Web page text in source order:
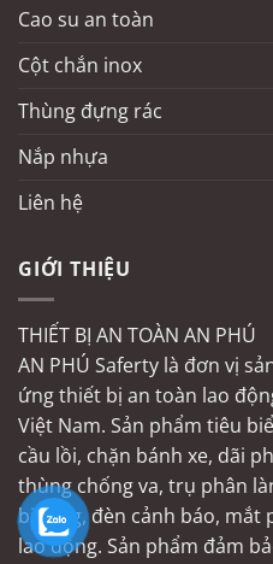
Cao su an toàn
Cột chắn inox
Thùng đựng rác
Nắp nhựa
Liên hệ
GIỚI THIỆU
THIẾT BỊ AN TOÀN AN PHÚ
AN PHÚ Saferty là đơn vị
ứng thiết bị an toàn lao
Việt Nam. Sản phẩm tiêu
cầu lồi, chặn bánh xe, dãi
thùng chống va, trụ phân
bịt ống, đèn cảnh báo, mắt
lao động. Sản phẩm đảm